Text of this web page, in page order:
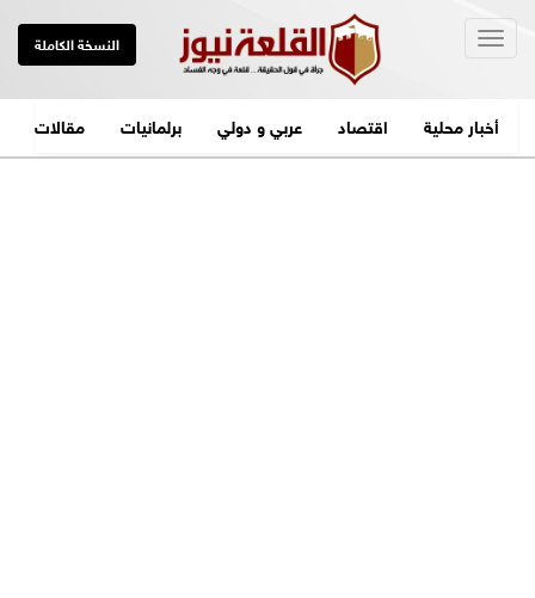
النسخة الكاملة
أخبار محلية اقتصاد عربي و دولي برلمانيات مقالات